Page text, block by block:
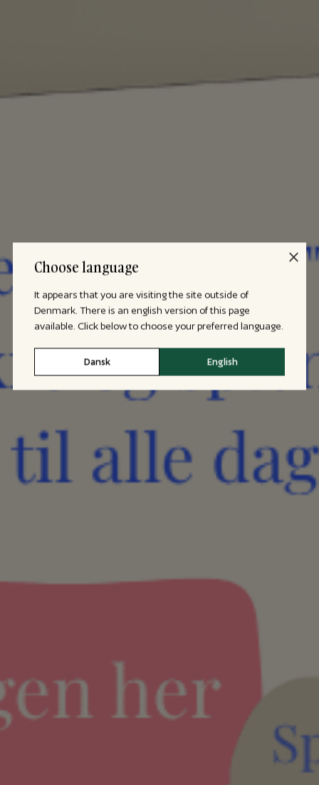
Choose language
It appears that you are visiting the site outside of
Denmark. There is an english version of this page
available. Click below to choose your preferred language.
Dansk English